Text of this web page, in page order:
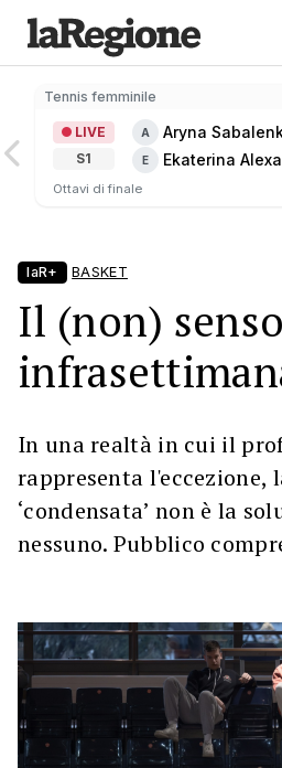
Tennis femminile
LIVE
S1
A Aryna
E
Ekaterina
Ottavi di finale
laR+ BASKET
Il (non)
In una realtà in cui il
rappresenta l'eccezione,
‘condensata’ non è la
nessuno. Pubblico